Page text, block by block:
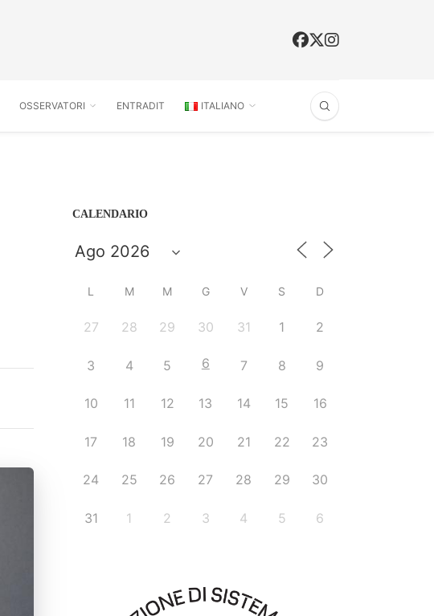
OSSERVATORI ENTRADIT ITALIANO
CALENDARIO
L M M G V S D
27 28 29 30 31 1 2
3 4 5 6 7 8 9
10 11 12 13 14 15 16
17 18 19 20 21 22 23
24 25 26 27 28 29 30
31 1 2 3 4 5 6